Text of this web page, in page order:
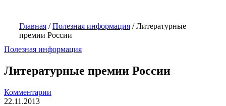
Главная /Полезная информация /Литературные
премии России
Полезная информация
Литературные премии России
Комментарии
22.11.2013